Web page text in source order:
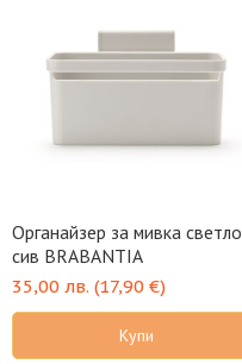
Органайзер за мивка светло
сив BRABANTIA
35,00 лв. (17,90 €)
Купи